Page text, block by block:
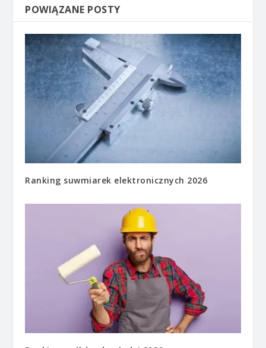
POWIĄZANE POSTY
Ranking suwmiarek elektronicznych 2026